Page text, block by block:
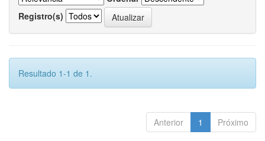
Registro(s)
Resultado 1-1 de 1.
Anterior 1 Próximo